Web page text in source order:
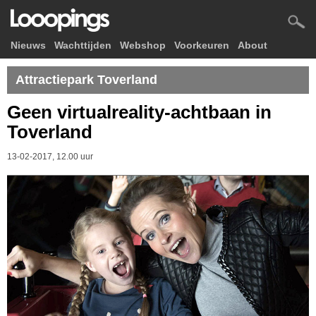
Nieuws Wachttijden Webshop Voorkeuren About
Attractiepark Toverland
Geen virtualreality-achtbaan in
Toverland
13-02-2017, 12.00 uur